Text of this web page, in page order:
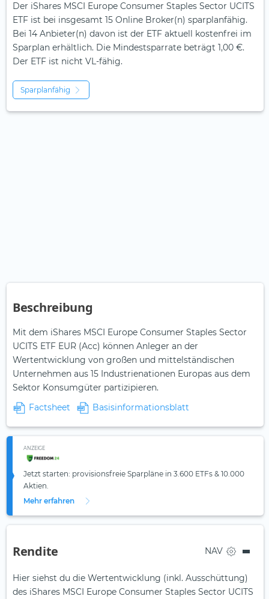
Der iShares MSCI Europe Consumer Staples Sector UCITS
ETF ist bei insgesamt 15 Online Broker(n) sparplanfähig.
Bei 14 Anbieter(n) davon ist der ETF aktuell kostenfrei im
Sparplan erhältlich. Die Mindestsparrate beträgt 1,00 €.
Der ETF ist nicht VL-fähig.
Sparplanfähig
Beschreibung
Mit dem iShares MSCI Europe Consumer Staples Sector
UCITS ETF EUR (Acc) können Anleger an der
Wertentwicklung von großen und mittelständischen
Unternehmen aus 15 Industrienationen Europas aus dem
Sektor Konsumgüter partizipieren.
Factsheet
Basisinformationsblatt
ANZEIGE
Jetzt starten: provisionsfreie Sparpläne in 3.600 ETFs & 10.000
Aktien.
Mehr erfahren
Rendite NAV
Hier siehst du die Wertentwicklung (inkl. Ausschüttung)
des iShares MSCI Europe Consumer Staples Sector UCITS